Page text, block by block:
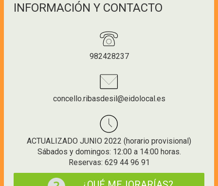
INFORMACIÓN Y CONTACTO
982428237
concello.ribasdesil@eidolocal.es
ACTUALIZADO JUNIO 2022 (horario provisional)
Sábados y domingos: 12:00 a 14:00 horas.
Reservas: 629 44 96 91